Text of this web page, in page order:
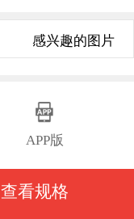
感兴趣的图片
APP版
查看规格